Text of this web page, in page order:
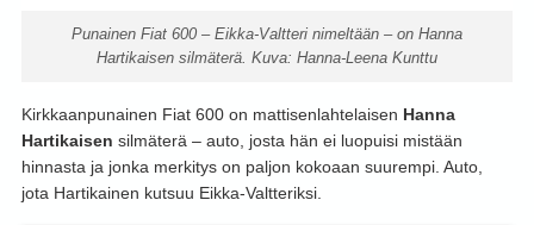
Punainen Fiat 600 – Eikka-Valtteri nimeltään – on Hanna
Hartikaisen silmäterä. Kuva: Hanna-Leena Kunttu
Kirkkaanpunainen Fiat 600 on mattisenlahtelaisen Hanna
Hartikaisen silmäterä – auto, josta hän ei luopuisi mistään
hinnasta ja jonka merkitys on paljon kokoaan suurempi. Auto,
jota Hartikainen kutsuu Eikka-Valtteriksi.